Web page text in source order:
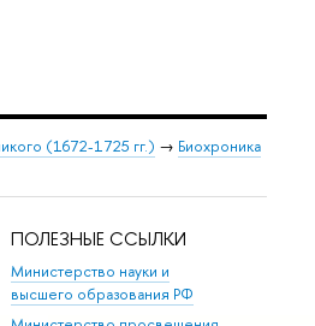
(1672-1725 гг.) → Биохроника
ПОЛЕЗНЫЕ ССЫЛКИ
Министерство науки и
высшего образования РФ